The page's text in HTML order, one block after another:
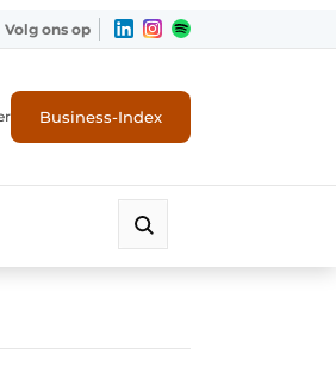
Volg ons op
Business-Index